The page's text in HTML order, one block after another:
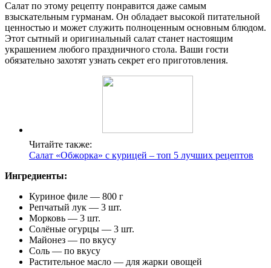
Салат по этому рецепту понравится даже самым
взыскательным гурманам. Он обладает высокой питательной
ценностью и может служить полноценным основным блюдом.
Этот сытный и оригинальный салат станет настоящим
украшением любого праздничного стола. Ваши гости
обязательно захотят узнать секрет его приготовления.
Читайте также:
Салат «Обжорка» с курицей – топ 5 лучших рецептов
Ингредиенты:
Куриное филе — 800 г
Репчатый лук — 3 шт.
Морковь — 3 шт.
Солёные огурцы — 3 шт.
Майонез — по вкусу
Соль — по вкусу
Растительное масло — для жарки овощей